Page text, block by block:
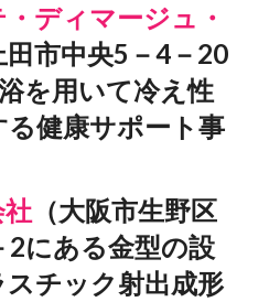
ディマージュ・
田市中央5－4－20
を用いて冷え性
健康サポート事
（大阪市生野区
2にある金型の設
チック射出成形